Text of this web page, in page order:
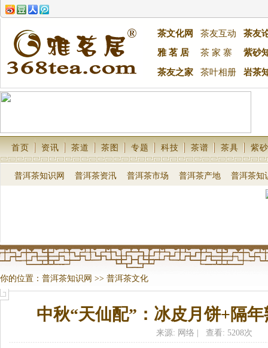
茶文化网 茶友互动
茶友
雅 茗 居
茶 家 寨 紫砂
茶友之家 茶叶相册 岩茶
首页 资讯 茶道 茶图 专题 科技 茶谱 茶具 紫砂
普洱茶知识网 普洱茶资汛 普洱茶市场 普洱茶产地 普洱茶知
你的位置： 普洱茶知识网 >> 普洱茶文化
中秋“天仙配”：冰皮月饼+隔
来源: 网络 | 查看: 5208次